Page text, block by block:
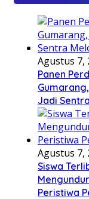
Agustus 7,
Panen
Jadi
Agustus 7,
Siswa
Peristiwa